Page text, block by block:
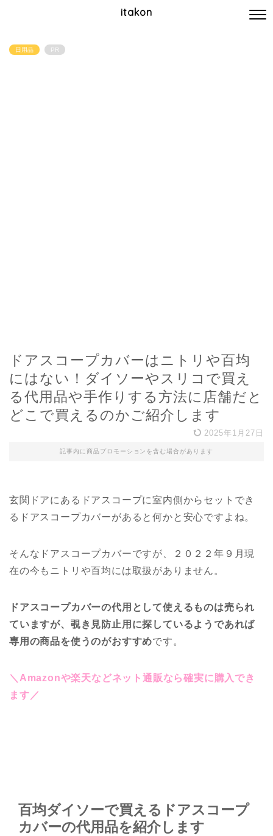
itakon
日用品 PR
ドアスコープカバーはニトリや百均
にはない！ダイソーやスリコで買え
る代用品や手作りする方法に店舗だと
どこで買えるのかご紹介します
2025年1月27日
記事内に商品プロモーションを含む場合があります
玄関ドアにあるドアスコープに室内側からセットでき
るドアスコープカバーがあると何かと安心ですよね。
そんなドアスコープカバーですが、２０２２年９月現
在の今もニトリや百均には取扱がありません。
ドアスコープカバーの代用として使えるものは売られ
ていますが、覗き見防止用に探しているようであれば
専用の商品を使うのがおすすめです。
＼Amazonや楽天などネット通販なら確実に購入でき
ます／
百均ダイソーで買えるドアスコープ
カバーの代用品を紹介します